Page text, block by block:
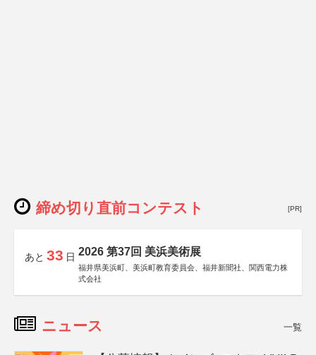
締め切り直前コンテスト [PR]
あと 33 日 2026 第37回 美浜美術展
福井県美浜町、美浜町教育委員会、福井新聞社、関西電力株
式会社
ニュース 一覧